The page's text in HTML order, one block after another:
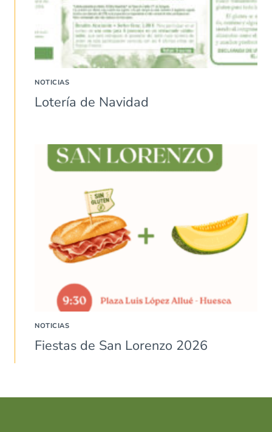
NOTICIAS
Lotería de Navidad
NOTICIAS
Fiestas de San Lorenzo 2026